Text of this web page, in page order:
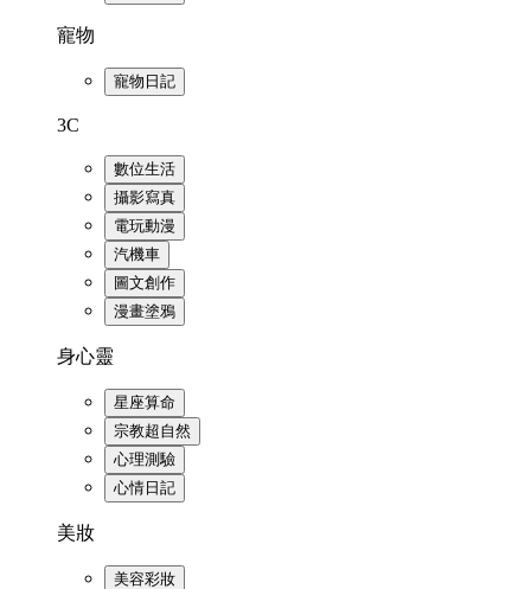
寵物
寵物日記
3C
數位生活
攝影寫真
電玩動漫
汽機車
圖文創作
漫畫塗鴉
身心靈
星座算命
宗教超自然
心理測驗
心情日記
美妝
美容彩妝